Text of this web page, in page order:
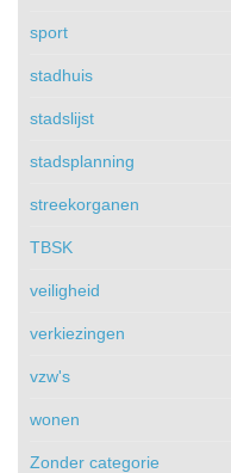
sport
stadhuis
stadslijst
stadsplanning
streekorganen
TBSK
veiligheid
verkiezingen
vzw's
wonen
Zonder categorie